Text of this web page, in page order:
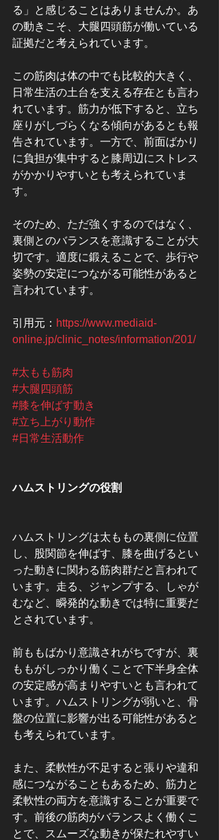
る」と感じることはありませんか。あ
の動きこそ、大腿四頭筋が働いている
証拠だと考えられています。
この筋肉は体の中でも比較的大きく、
日常生活の土台を支える存在とも言わ
れています。筋力が低下すると、立ち
座りがしづらくなる傾向があるとも報
告されています。一方で、前面ばかり
に負担が集中すると膝周辺にストレス
がかかりやすいとも考えられていま
す。
そのため、ただ強くするのではなく、
裏側とのバランスを意識することが大
切です。適度に鍛えることで、歩行や
姿勢の安定につながる可能性があると
言われています。
引用元： https://www.mediaid-
online.jp/clinic_notes/information/201/
#太もも筋肉
#大腿四頭筋
#膝を伸ばす動き
#立ち上がり動作
#日常生活動作
ハムストリングの役割
ハムストリングは太ももの裏側に位置
し、股関節を伸ばす、膝を曲げるとい
った動きに関わる筋肉群だと言われて
います。走る、ジャンプする、しゃが
むなど、瞬発的な動きでは特に重要だ
とされています。
前ももばかり意識されがちですが、裏
ももがしっかり働くことで下半身全体
の安定感が高まりやすいとも言われて
います。ハムストリングが弱いと、骨
盤の位置に影響が出る可能性があると
も考えられています。
また、柔軟性が不足すると張りや違和
感につながることもあるため、筋力と
柔軟性の両方を意識することが重要で
す。前後の筋肉がバランスよく働くこ
とで、スムーズな動きが保たれやすい